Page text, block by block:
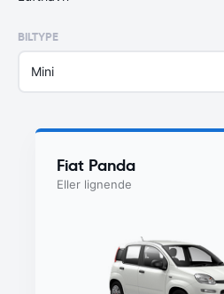
BILTYPE
Mini
Fiat Panda
Eller lignende